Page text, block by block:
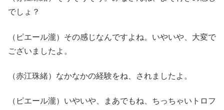
でしょ？
（ピエール瀧）その感じなんですよね。いやいや、大変で
ございましたよ。
（赤江珠緒）なかなかの経験をね、されましたよ。
（ピエール瀧）いやいや、まあでもね、ちっちゃいトロフ